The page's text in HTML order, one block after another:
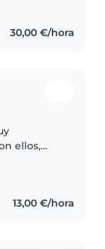
30,00 €/hora
ellos,
13,00 €/hora